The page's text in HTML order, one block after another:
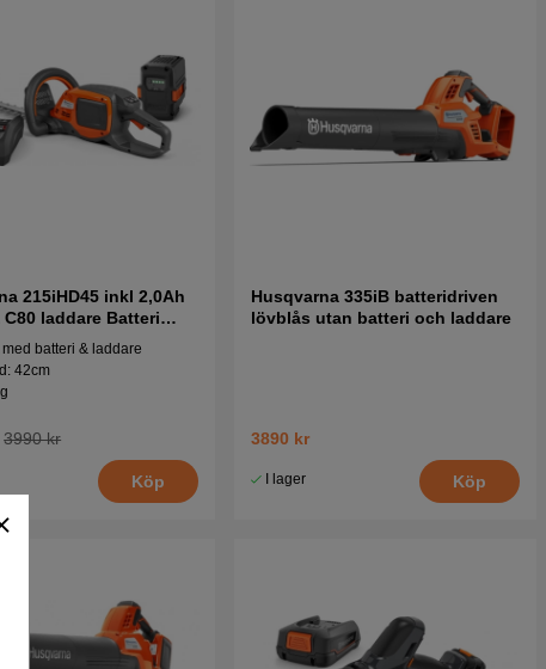
215iHD45 inkl 2,0Ah
laddare Batteri
med batteri & laddare
42cm
3990 kr
Köp
Husqvarna 335iB batteridriven
lövblås utan batteri och laddare
3890 kr
I lager Köp